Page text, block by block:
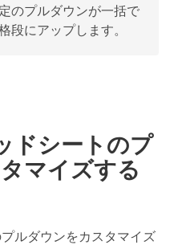
のプルダウンが一括で
段にアップします。
ドシートのプ
マイズする
ルダウンをカスタマイズ